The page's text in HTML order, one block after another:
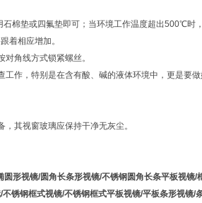
棉垫或四氟垫即可；当环境工作温度超出500℃时
着相应增加。
角线方式锁紧螺丝。
作，特别是在含有酸、碱的液体环境中，更是要
其视窗玻璃应保持干净无灰尘。
圆形视镜/圆角长条形视镜/不锈钢圆角长条平板视镜/
/不锈钢框式视镜/不锈钢框式平板视镜/平板条形视镜/